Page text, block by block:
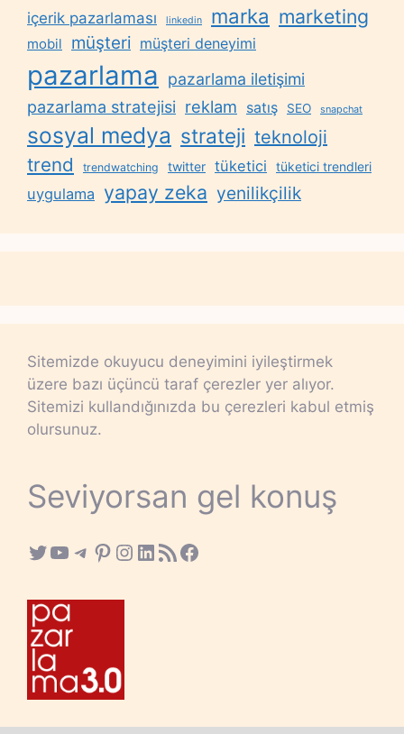
içerik pazarlaması linkedin marka marketing
mobil müşteri müşteri deneyimi
pazarlama
pazarlama iletişimi
pazarlama stratejisi reklam satış SEO snapchat
sosyal medya strateji teknoloji
trend trendwatching twitter tüketici tüketici trendleri
uygulama yapay zeka yenilikçilik
Sitemizde okuyucu deneyimini iyileştirmek
üzere bazı üçüncü taraf çerezler yer alıyor.
Sitemizi kullandığınızda bu çerezleri kabul etmiş
olursunuz.
Seviyorsan gel konuş
Twitter
YouTube
Telegram
Pinterest
Instagram
LinkedIn
RSS FeedFacebook